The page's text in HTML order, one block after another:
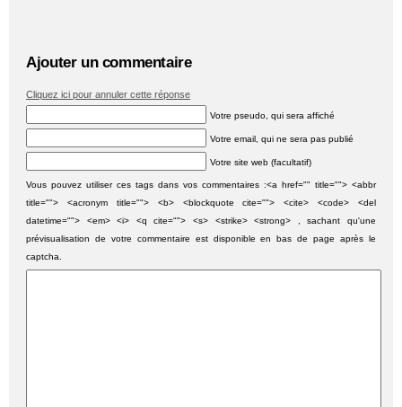
Ajouter un commentaire
Cliquez ici pour annuler cette réponse
Votre pseudo, qui sera affiché
Votre email, qui ne sera pas publié
Votre site web (facultatif)
Vous pouvez utiliser ces tags dans vos commentaires :<a href="" title=""> <abbr
title=""> <acronym title=""> <b> <blockquote cite=""> <cite> <code> <del
datetime=""> <em> <i> <q cite=""> <s> <strike> <strong> , sachant qu'une
prévisualisation de votre commentaire est disponible en bas de page après le
captcha.